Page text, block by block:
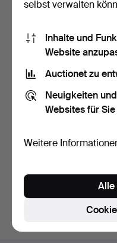
BERNSTEINKETTEN.
27 USD
selbst verwalten
Inhalte und
Website
Auctionet zu
Neuigkeiten
Websites für
Weitere
Alle